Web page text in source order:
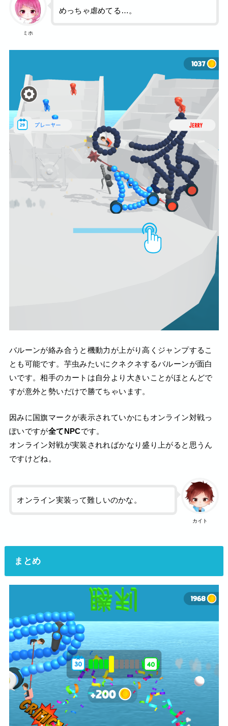
ミホ
めっちゃ虐めてる…。
バルーンが絡み合うと機動力が上がり高くジャンプするこ
とも可能です。芋虫みたいにクネクネするバルーンが面白
いです。相手のカートは自分より大きいことがほとんどで
すが意外と勢いだけで勝てちゃいます。
因みに国旗マークが表示されていかにもオンライン対戦っ
ぽいですが全てNPCです。
オンライン対戦が実装されればかなり盛り上がると思うん
ですけどね。
カイト
オンライン実装って難しいのかな。
まとめ